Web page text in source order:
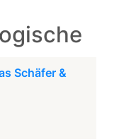
Schäfer &